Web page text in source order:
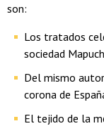
son:
Los tratados
sociedad
Del mismo
corona de
El tejido de la